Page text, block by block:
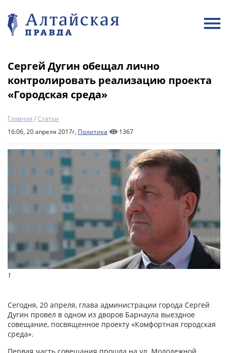
Сергей Дугин обещал лично
контролировать реализацию проекта
«Городская среда»
Главная /Статьи
16:06, 20 апреля 2017г, Политика 1367
1
Сегодня, 20 апреля, глава администрации города Сергей
Дугин провел в одном из дворов Барнаула выездное
совещание, посвященное проекту «Комфортная городская
среда».